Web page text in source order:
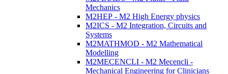
Mechanics
M2HEP - M2 High Energy physics
M2ICS - M2 Integration, Circuits and
Systems
M2MATHMOD - M2 Mathematical
Modelling
M2MECENCLI - M2 Mecencli -
Mechanical Engineering for Clinicians